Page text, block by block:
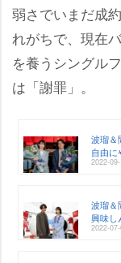
弱さでいまだ成
れがちで、現在
を養うシングル
は「謝罪」。
波瑠＆
自由に
2022-
波瑠＆
興味し
2022-